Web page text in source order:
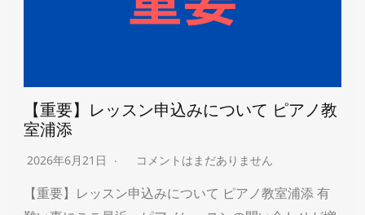
【重要】レッスン申込みについて ピアノ教
室浦添
2026年6月21日 コメントはまだありません
【重要】レッスン申込みについて ピアノ教室浦添 有